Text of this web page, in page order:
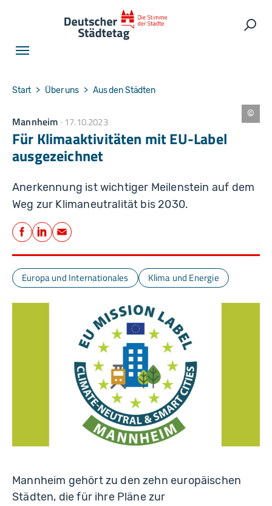
You are here:
Start Über uns Aus den Städten
Mannheim 17.10.2023
Für Klimaaktivitäten mit EU-Label
ausgezeichnet
Anerkennung ist wichtiger Meilenstein auf dem
Weg zur Klimaneutralität bis 2030.
Teilen
Facebook
LinkedIn
E-Mail
Europa und Internationales Klima und Energie
S
n
Mannheim gehört zu den zehn europäischen
Städten, die für ihre Pläne zur